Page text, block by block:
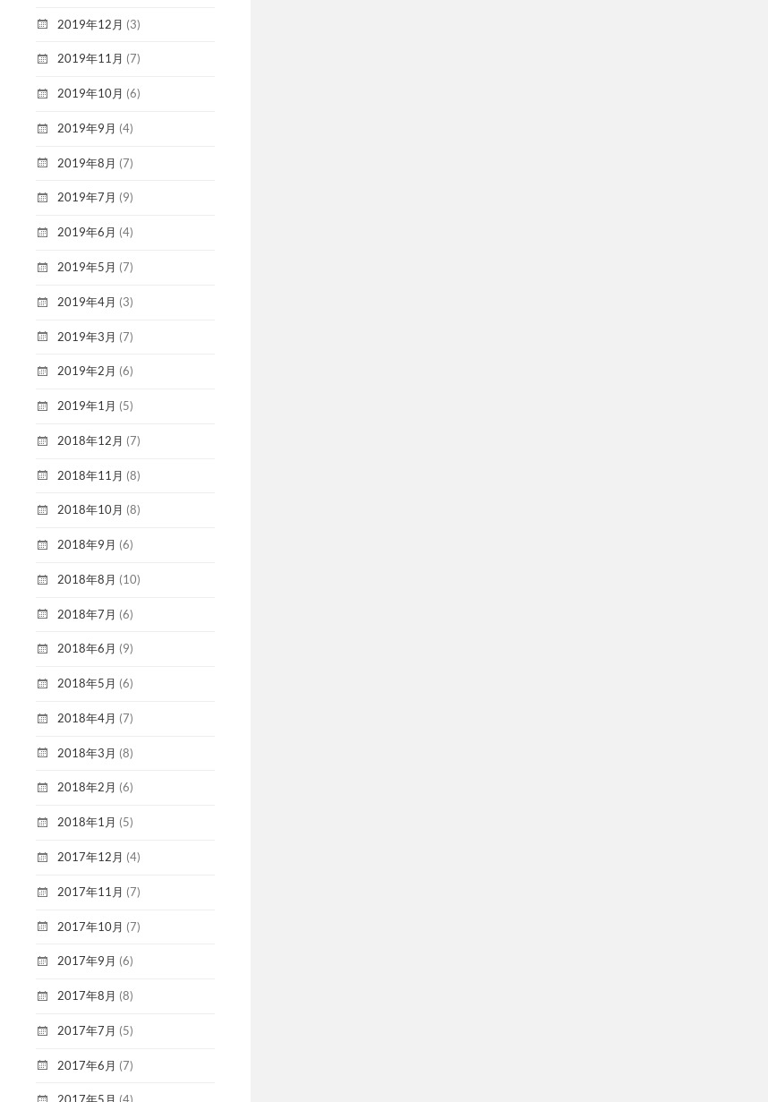
2019年12月 (3)
2019年11月 (7)
2019年10月 (6)
2019年9月 (4)
2019年8月 (7)
2019年7月 (9)
2019年6月 (4)
2019年5月 (7)
2019年4月 (3)
2019年3月 (7)
2019年2月 (6)
2019年1月 (5)
2018年12月 (7)
2018年11月 (8)
2018年10月 (8)
2018年9月 (6)
2018年8月 (10)
2018年7月 (6)
2018年6月 (9)
2018年5月 (6)
2018年4月 (7)
2018年3月 (8)
2018年2月 (6)
2018年1月 (5)
2017年12月 (4)
2017年11月 (7)
2017年10月 (7)
2017年9月 (6)
2017年8月 (8)
2017年7月 (5)
2017年6月 (7)